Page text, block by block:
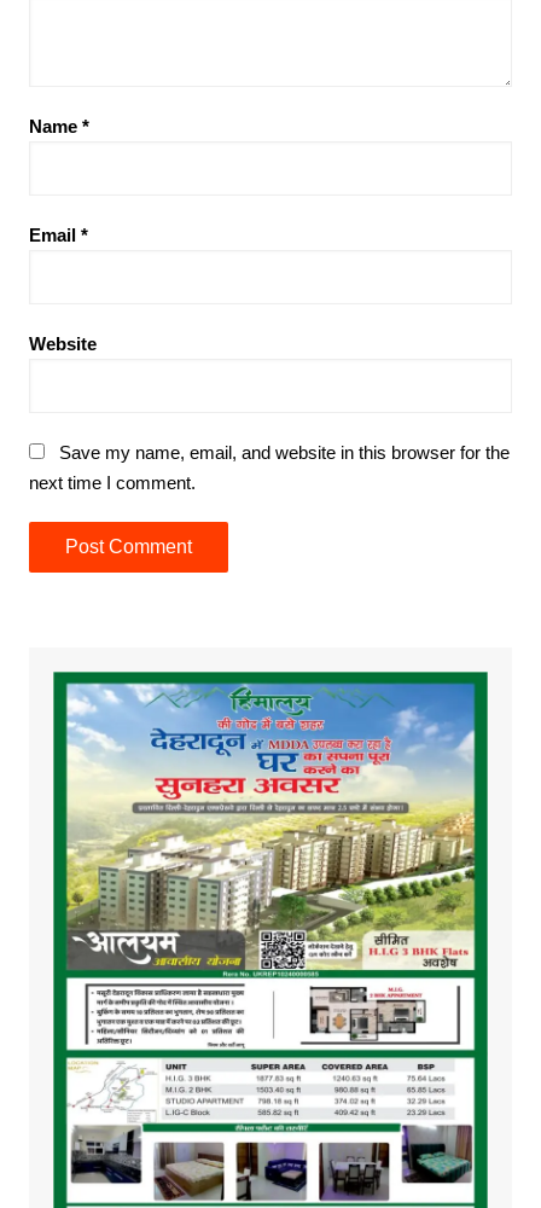
Name *
Email *
Website
Save my name, email, and website in this browser for the
next time I comment.